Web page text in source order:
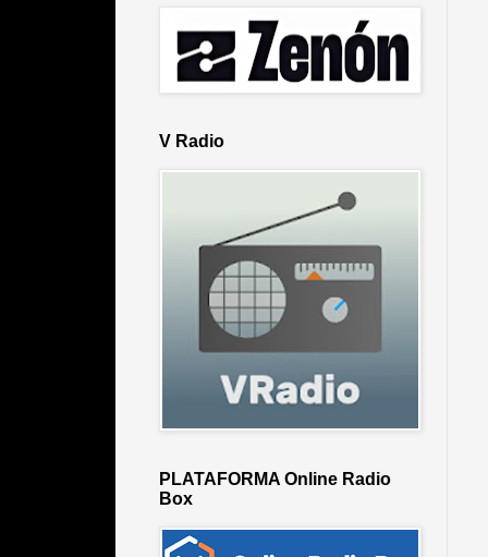
V Radio
PLATAFORMA Online Radio
Box